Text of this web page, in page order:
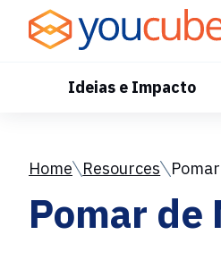
Content
Ideias e Impacto
Home Resources
Pomar de